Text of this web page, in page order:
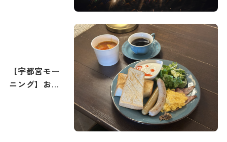
【宇都宮モー
ニング】おす